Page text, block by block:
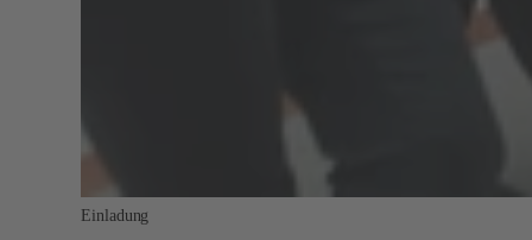
Einladung